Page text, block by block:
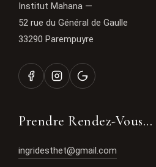
Institut Mahana —
52 rue du Général de Gaulle
33290 Parempuyre
Prendre Rendez-Vous...
ingridesthet@gmail.com